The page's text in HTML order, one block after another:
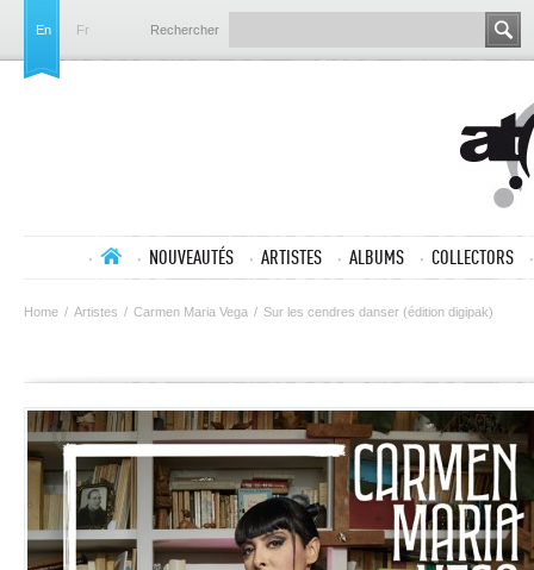
En Fr Rechercher
NOUVEAUTÉS ARTISTES ALBUMS COLLECTORS
Home / Artistes / Carmen Maria Vega / Sur les cendres danser (édition digipak)